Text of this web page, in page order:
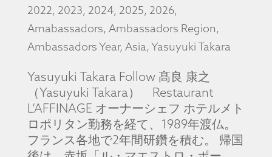
2022, 2023, 2024, 2025, 2026,
Amabassadors, Ambassadors Region,
Ambassadors Year, Asia,Yasuyuki Takara
Yasuyuki Takara Follow 髙良 康之
（Yasuyuki Takara） Restaurant
L’AFFINAGE オーナーシェフ ホテルメト
ロポリタン勤務を経て、1989年渡仏。
フランス各地で2年間研鑽を積む。 帰国